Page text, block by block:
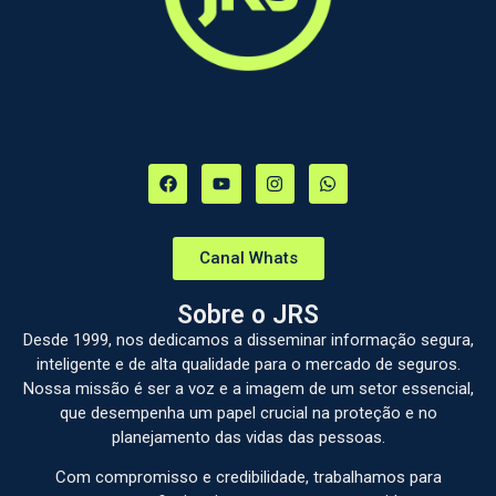
Canal Whats
Sobre o JRS
Desde 1999, nos dedicamos a disseminar informação segura,
inteligente e de alta qualidade para o mercado de seguros.
Nossa missão é ser a voz e a imagem de um setor essencial,
que desempenha um papel crucial na proteção e no
planejamento das vidas das pessoas.
Com compromisso e credibilidade, trabalhamos para